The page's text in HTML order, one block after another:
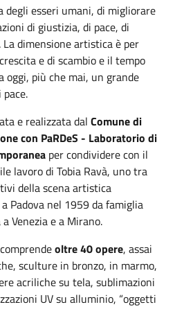
degli esseri umani, di migliorare
di giustizia, di pace, di
dimensione artistica è per
e di scambio e il tempo
oggi, più che mai, un grande
e realizzata dal Comune di
con PaRDeS - Laboratorio di
per condividere con il
lavoro di Tobia Ravà, uno tra
della scena artistica
Padova nel 1959 da famiglia
Venezia e a Mirano.
oltre 40 opere, assai
sculture in bronzo, in marmo,
acriliche su tela, sublimazioni
UV su alluminio, “oggetti